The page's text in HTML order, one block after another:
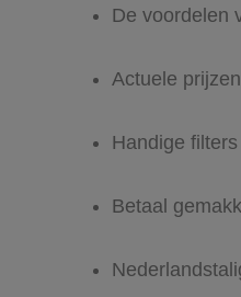
De voordelen
Actuele
Handige
Betaal